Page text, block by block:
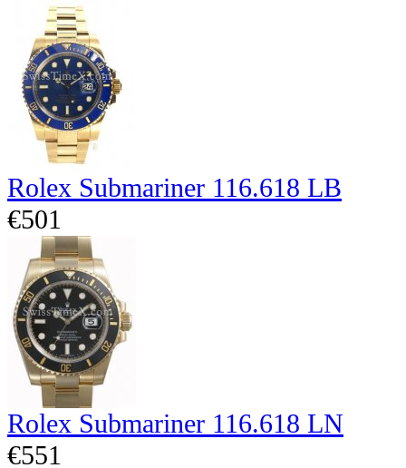
Rolex Submariner 116.618 LB
€501
Rolex Submariner 116.618 LN
€551